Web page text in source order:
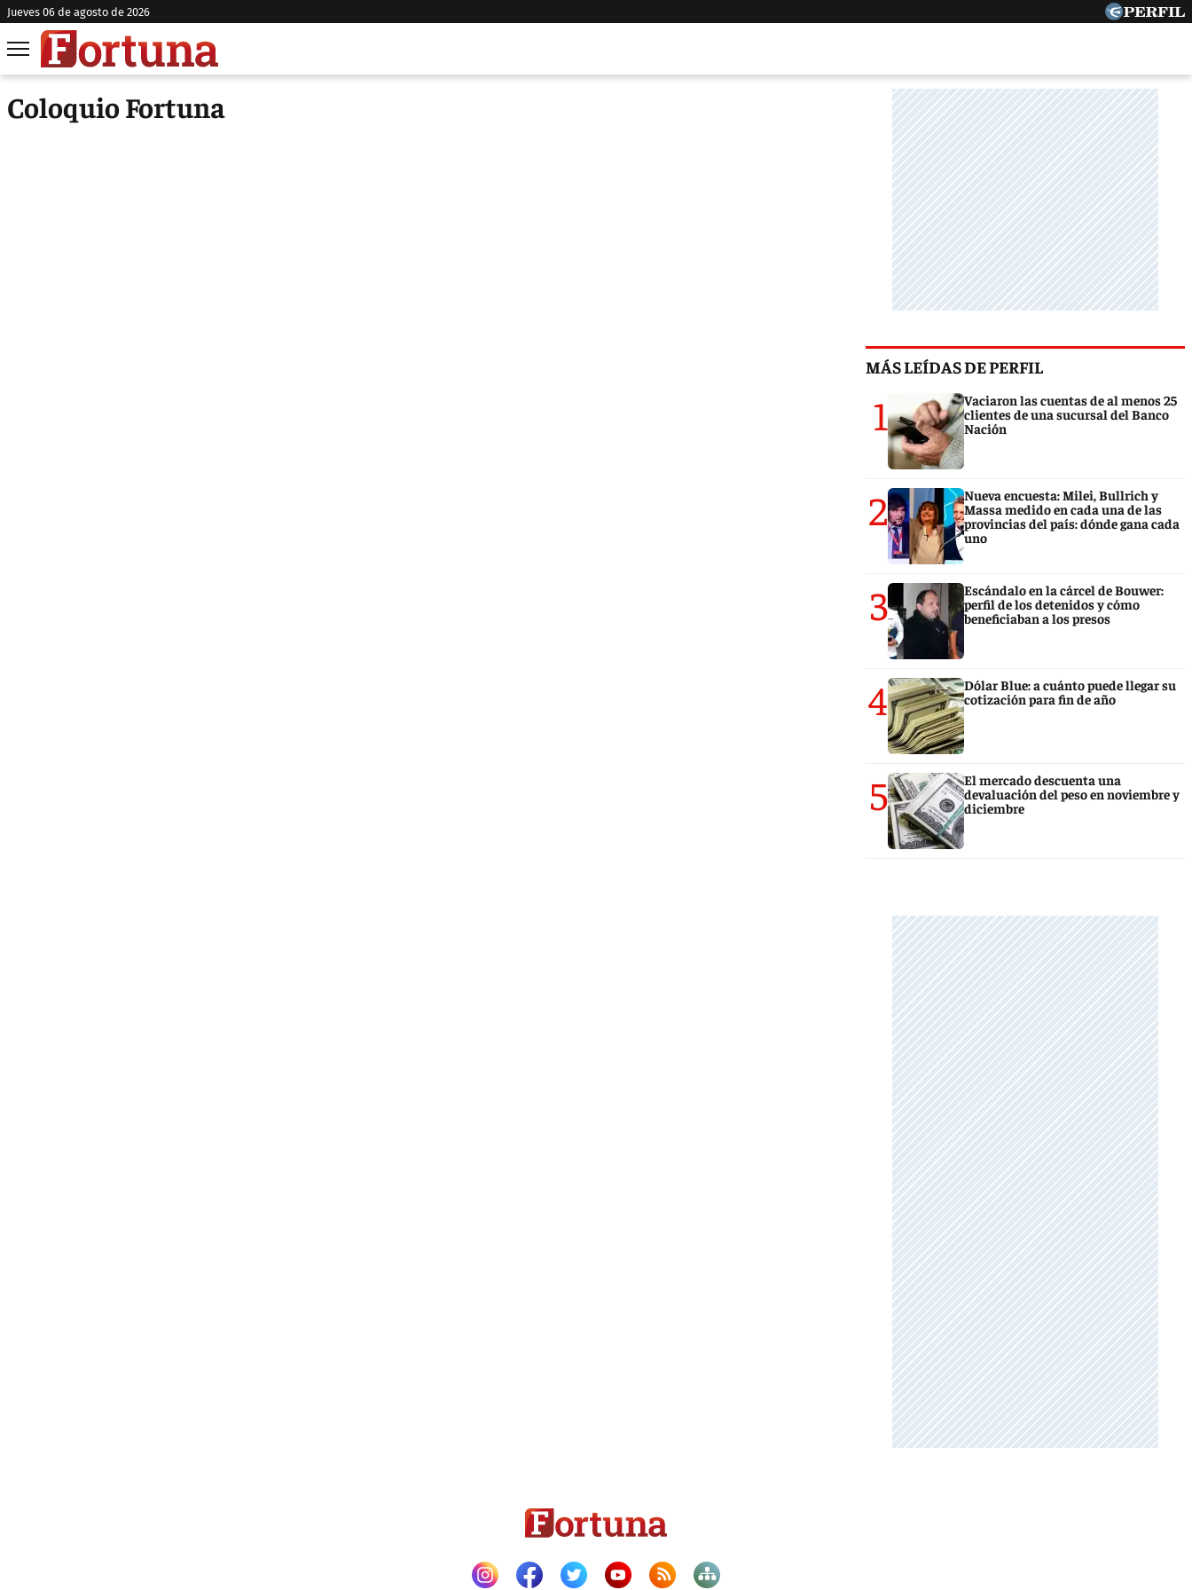
jueves 06 de agosto de 2026
Coloquio Fortuna
MÁS LEÍDAS DE PERFIL
1
Vaciaron las cuentas de al menos 25
clientes de una sucursal del Banco
Nación
2
Nueva encuesta: Milei, Bullrich y
Massa medido en cada una de las
provincias del país: dónde gana cada
uno
3
Escándalo en la cárcel de Bouwer:
perfil de los detenidos y cómo
beneficiaban a los presos
4
Dólar Blue: a cuánto puede llegar su
cotización para fin de año
5
El mercado descuenta una
devaluación del peso en noviembre y
diciembre